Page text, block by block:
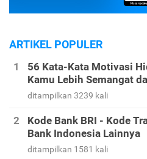
ARTIKEL POPULER
56 Kata-Kata Motivasi
Kamu Lebih Semangat
ditampilkan 3239 kali
Kode Bank BRI - Kode
Bank Indonesia Lainnya
ditampilkan 1581 kali